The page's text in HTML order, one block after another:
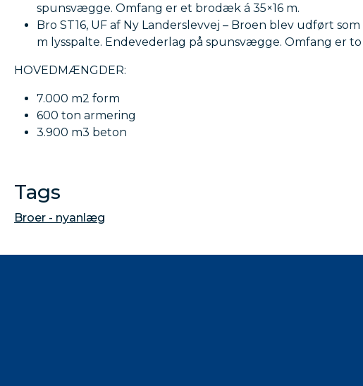
spunsvægge. Omfang er et brodæk á 35×16 m.
Bro ST16, UF af Ny Landerslevvej – Broen blev udført
m lysspalte. Endevederlag på spunsvægge. Omfang er to
HOVEDMÆNGDER:
7.000 m2 form
600 ton armering
3.900 m3 beton
Tags
Broer - nyanlæg